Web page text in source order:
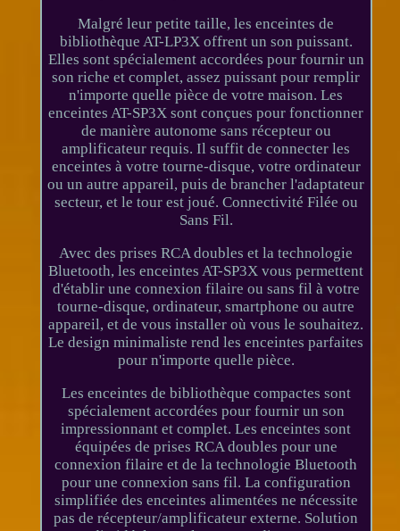
Malgré leur petite taille, les enceintes de
bibliothèque AT-LP3X offrent un son puissant.
Elles sont spécialement accordées pour fournir un
son riche et complet, assez puissant pour remplir
n'importe quelle pièce de votre maison. Les
enceintes AT-SP3X sont conçues pour fonctionner
de manière autonome sans récepteur ou
amplificateur requis. Il suffit de connecter les
enceintes à votre tourne-disque, votre ordinateur
ou un autre appareil, puis de brancher l'adaptateur
secteur, et le tour est joué. Connectivité Filée ou
Sans Fil.
Avec des prises RCA doubles et la technologie
Bluetooth, les enceintes AT-SP3X vous permettent
d'établir une connexion filaire ou sans fil à votre
tourne-disque, ordinateur, smartphone ou autre
appareil, et de vous installer où vous le souhaitez.
Le design minimaliste rend les enceintes parfaites
pour n'importe quelle pièce.
Les enceintes de bibliothèque compactes sont
spécialement accordées pour fournir un son
impressionnant et complet. Les enceintes sont
équipées de prises RCA doubles pour une
connexion filaire et de la technologie Bluetooth
pour une connexion sans fil. La configuration
simplifiée des enceintes alimentées ne nécessite
pas de récepteur/amplificateur externe. Solution